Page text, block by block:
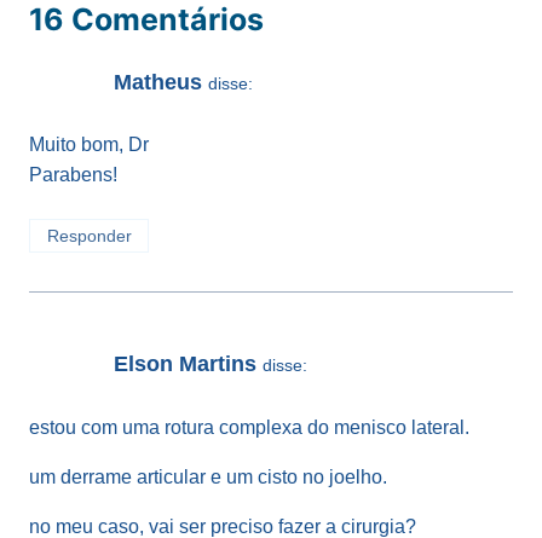
16 Comentários
Matheus disse:
Muito bom, Dr
Parabens!
Responder
Elson Martins disse:
estou com uma rotura complexa do menisco lateral.
um derrame articular e um cisto no joelho.
no meu caso, vai ser preciso fazer a cirurgia?